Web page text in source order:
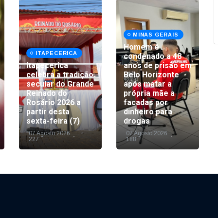
ITAPECERICA
Itapecerica
celebra a tradição
secular do Grande
Reinado do
Rosário 2026 a
partir desta
sexta-feira (7)
07 Agosto 2026
227
MINAS GERAIS
Homem é
condenado a 48
anos de prisão em
Belo Horizonte
após matar a
própria mãe a
facadas por
dinheiro para
drogas
07 Agosto 2026
188